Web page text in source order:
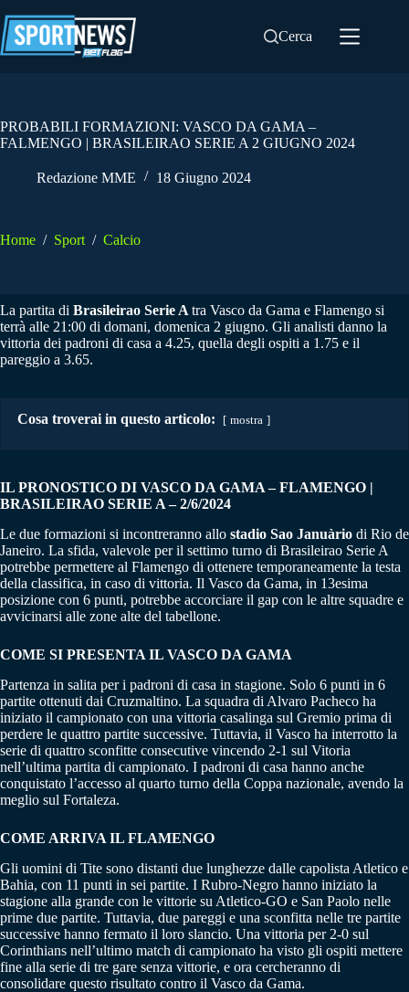
al
contenuto
Cerca
PROBABILI FORMAZIONI: VASCO DA GAMA –
FALMENGO | BRASILEIRAO SERIE A 2 GIUGNO 2024
Redazione MME 18 Giugno 2024
Home / Sport / Calcio
La partita di Brasileirao Serie A tra Vasco da Gama e Flamengo si
terrà alle 21:00 di domani, domenica 2 giugno. Gli analisti danno la
vittoria dei padroni di casa a 4.25, quella degli ospiti a 1.75 e il
pareggio a 3.65.
Cosa troverai in questo articolo: mostra
IL PRONOSTICO DI VASCO DA GAMA – FLAMENGO |
BRASILEIRAO SERIE A – 2/6/2024
Le due formazioni si incontreranno allo stadio Sao Januàrio di Rio de
Janeiro. La sfida, valevole per il settimo turno di Brasileirao Serie A
potrebbe permettere al Flamengo di ottenere temporaneamente la testa
della classifica, in caso di vittoria. Il Vasco da Gama, in 13esima
posizione con 6 punti, potrebbe accorciare il gap con le altre squadre e
avvicinarsi alle zone alte del tabellone.
COME SI PRESENTA IL VASCO DA GAMA
Partenza in salita per i padroni di casa in stagione. Solo 6 punti in 6
partite ottenuti dai Cruzmaltino. La squadra di Alvaro Pacheco ha
iniziato il campionato con una vittoria casalinga sul Gremio prima di
perdere le quattro partite successive. Tuttavia, il Vasco ha interrotto la
serie di quattro sconfitte consecutive vincendo 2-1 sul Vitoria
nell’ultima partita di campionato. I padroni di casa hanno anche
conquistato l’accesso al quarto turno della Coppa nazionale, avendo la
meglio sul Fortaleza.
COME ARRIVA IL FLAMENGO
Gli uomini di Tite sono distanti due lunghezze dalle capolista Atletico e
Bahia, con 11 punti in sei partite. I Rubro-Negro hanno iniziato la
stagione alla grande con le vittorie su Atletico-GO e San Paolo nelle
prime due partite. Tuttavia, due pareggi e una sconfitta nelle tre partite
successive hanno fermato il loro slancio. Una vittoria per 2-0 sul
Corinthians nell’ultimo match di campionato ha visto gli ospiti mettere
fine alla serie di tre gare senza vittorie, e ora cercheranno di
consolidare questo risultato contro il Vasco da Gama.